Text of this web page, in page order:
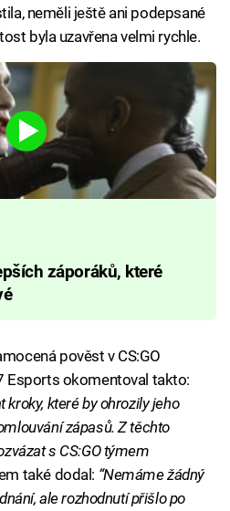
neměli ještě ani podepsané
byla uzavřena velmi rychle.
záporáků, které
pověst v CS:GO
Esports okomentoval takto:
které by ohrozily jeho
zápasů. Z těchto
s CS:GO týmem
také dodal: “Nemáme žádný
ale rozhodnutí přišlo po